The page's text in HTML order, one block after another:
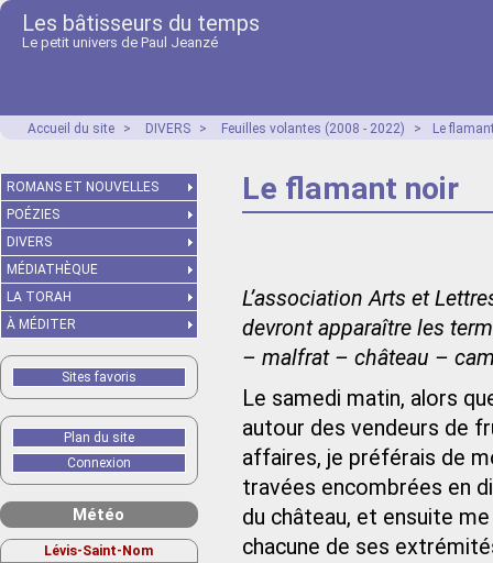
Les bâtisseurs du temps
Le petit univers de Paul Jeanzé
Accueil du site > DIVERS > Feuilles volantes (2008 - 2022) > Le
Le flamant noir
L’association Arts et
devront apparaître les
– malfrat – château –
Le samedi matin, alors
autour des vendeurs de
affaires, je préférais de
travées encombrées en
du château, et ensuite
chacune de ses
ROMANS ET NOUVELLES
POÉZIES
DIVERS
MÉDIATHÈQUE
LA TORAH
À MÉDITER
Sites favoris
Plan du site
Connexion
Météo
Lévis-Saint-Nom